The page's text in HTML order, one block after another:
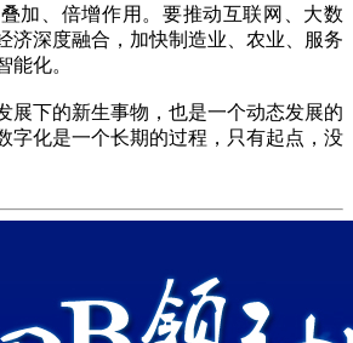
加、倍增作用。要推动互联网、大数
济深度融合，加快制造业、农业、服务
能化。
展下的新生事物，也是一个动态发展的
字化是一个长期的过程，只有起点，没